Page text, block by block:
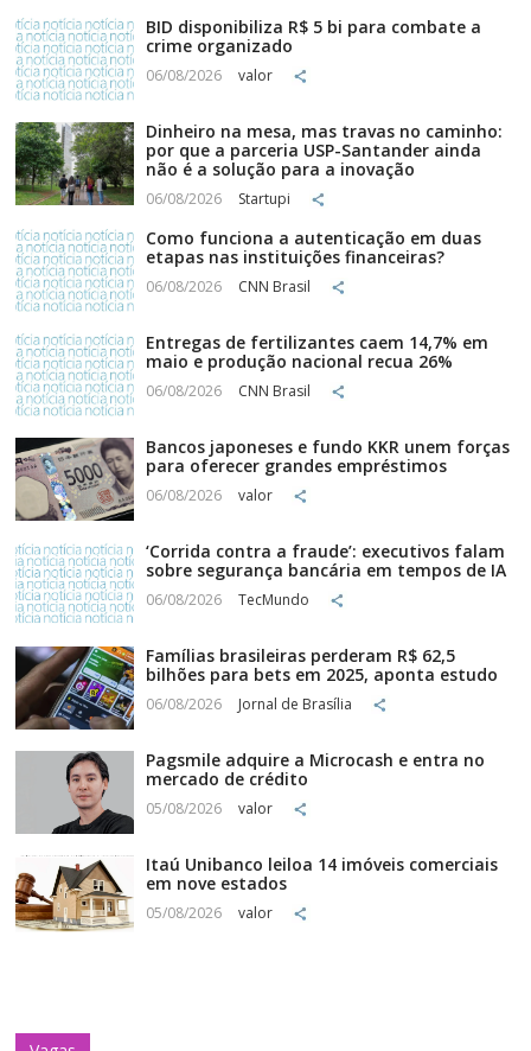
BID disponibiliza R$ 5 bi para combate a
crime organizado
06/08/2026 valor
Dinheiro na mesa, mas travas no caminho:
por que a parceria USP-Santander ainda
não é a solução para a inovação
06/08/2026 Startupi
Como funciona a autenticação em duas
etapas nas instituições financeiras?
06/08/2026 CNN Brasil
Entregas de fertilizantes caem 14,7% em
maio e produção nacional recua 26%
06/08/2026 CNN Brasil
Bancos japoneses e fundo KKR unem forças
para oferecer grandes empréstimos
06/08/2026 valor
‘Corrida contra a fraude’: executivos falam
sobre segurança bancária em tempos de IA
06/08/2026 TecMundo
Famílias brasileiras perderam R$ 62,5
bilhões para bets em 2025, aponta estudo
06/08/2026 Jornal de Brasília
Pagsmile adquire a Microcash e entra no
mercado de crédito
05/08/2026 valor
Itaú Unibanco leiloa 14 imóveis comerciais
em nove estados
05/08/2026 valor